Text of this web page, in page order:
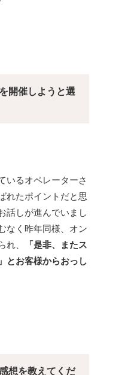
開催しようと選
いるオペレーターさ
れたポイントだと思
話しが進んでいまし
なく昨年同様、オン
、
「是非、またス
とお客様からおっし
想を教えてくだ